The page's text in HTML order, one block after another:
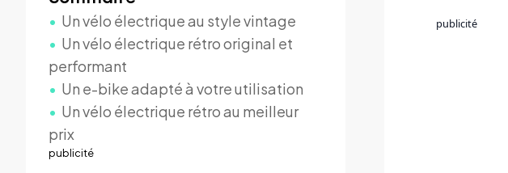
Un vélo électrique au style vintage
Un vélo électrique rétro original et
performant
Un e-bike adapté à votre utilisation
Un vélo électrique rétro au meilleur
prix
publicité
publicité